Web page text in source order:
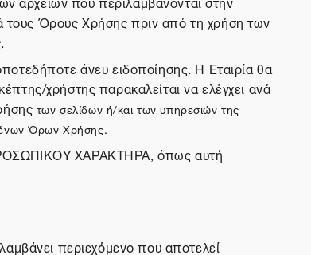
τους Όρους Χρήσης πριν από τη χρήση των
άνευ ειδοποίησης. Η Εταιρία θα
χρήστης παρακαλείται να ελέγχει ανά
των σελίδων ή/και των υπηρεσιών της
Όρων Χρήσης.
ΧΑΡΑΚΤΗΡΑ, όπως αυτή
περιεχόμενο που αποτελεί